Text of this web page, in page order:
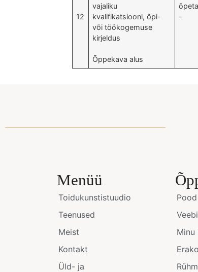
12
vajaliku
kvalifikatsiooni, õpi-
või töökogemuse
kirjeldus
Õppekava alus
–
Menüü
Toidukunstistuudio
Teenused
Meist
Kontakt
Üld- ja
Pood
Minu